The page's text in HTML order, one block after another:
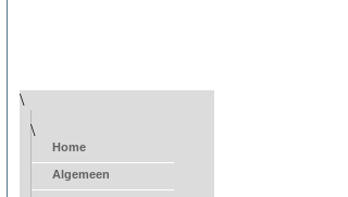
\
\
Home
Algemeen